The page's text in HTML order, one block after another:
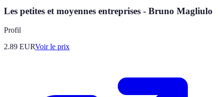
Les petites et moyennes entreprises - Bruno Magliulo
Profil
2.89 EURVoir le prix